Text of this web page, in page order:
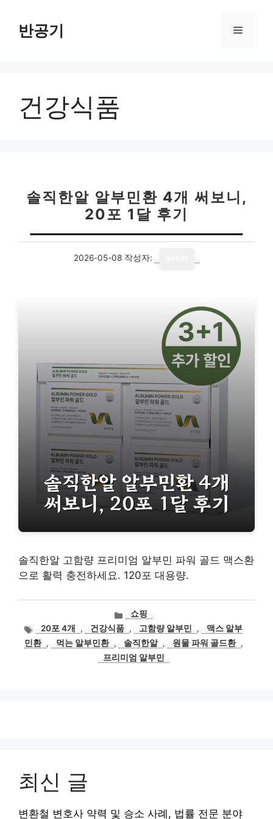
반공기 메
건강식품
솔직한알 알부민환 4개 써보니,
20포 1달 후기
2026-05-08 작성자:
솔직한알 고함량 프리미엄 알부민 파워 골드 맥스환
으로 활력 충전하세요. 120포 대용량.
카
고
리
쇼핑
태
그
20포 4개 , 건강식품 , 고함량 알부민 ,
맥스 알부
민환 , 먹는 알부민환 , 솔직한알 , 원물 파워 골드환 ,
프리미엄 알부민
최신 글
변환철 변호사 약력 및 승소 사례, 법률 전문 분야